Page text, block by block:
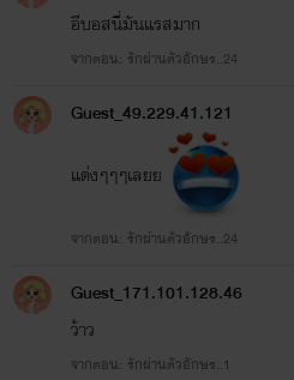
อีบอสนี่มันเเรสมาก
จากตอน: รักผ่านตัวอักษร..24
Guest_49.229.41.121
แต่งๆๆๆเลยย
จากตอน: รักผ่านตัวอักษร..24
Guest_171.101.128.46
ว้าว
จากตอน: รักผ่านตัวอักษร..1